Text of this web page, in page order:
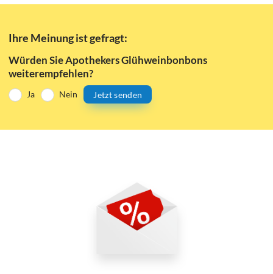
Ihre Meinung ist gefragt:
Würden Sie Apothekers Glühweinbonbons
weiterempfehlen?
Ja Nein Jetzt senden